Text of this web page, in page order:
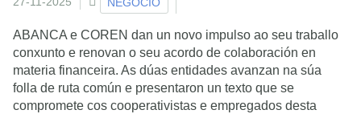
NEGOCIO
ABANCA e COREN dan un novo impulso ao seu traballo
conxunto e renovan o seu acordo de colaboración en
materia financeira. As dúas entidades avanzan na súa
folla de ruta común e presentaron un texto que se
compromete cos cooperativistas e empregados desta